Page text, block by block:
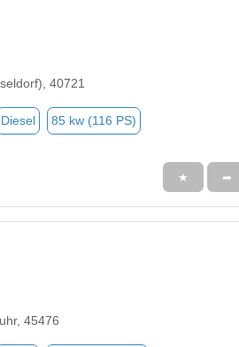
40721
Diesel 85 kw (116 PS)
★ ➦
45476